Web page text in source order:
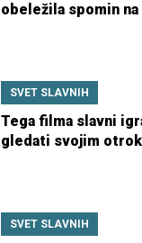
obeležila spomin
SVET SLAVNIH
Tega filma slavni
gledati svojim
SVET SLAVNIH